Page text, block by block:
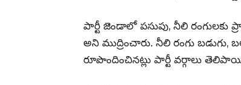
పార్టీ జెండాలో పసుపు, నీలి రంగులకు
అని ముద్రించారు. నీలి రంగు బడుగు,
రూపొందించినట్లు పార్టీ వర్గాలు